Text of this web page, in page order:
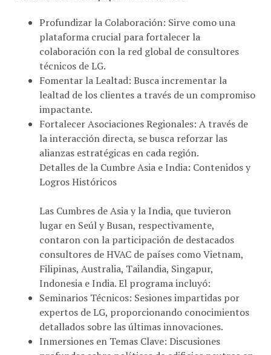
plataforma crucial para fortalecer la
colaboración con la red global de consultores
técnicos de LG.
Fomentar la Lealtad: Busca incrementar la
lealtad de los clientes a través de un compromiso
impactante.
Fortalecer Asociaciones Regionales: A través de
la interacción directa, se busca reforzar las
alianzas estratégicas en cada región.
Detalles de la Cumbre Asia e India: Contenidos y
Logros Históricos
lugar en Seúl y Busan, respectivamente,
contaron con la participación de destacados
consultores de HVAC de países como Vietnam,
Filipinas, Australia, Tailandia, Singapur,
Indonesia e India. El programa incluyó:
Seminarios Técnicos: Sesiones impartidas por
expertos de LG, proporcionando conocimientos
detallados sobre las últimas innovaciones.
Inmersiones en Temas Clave: Discusiones
profundas sobre políticas de edificios neutros en